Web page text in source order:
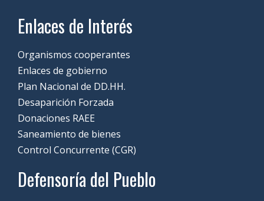
Enlaces de Interés
Organismos cooperantes
Enlaces de gobierno
Plan Nacional de DD.HH.
Desaparición Forzada
Donaciones RAEE
Saneamiento de bienes
Control Concurrente (CGR)
Defensoría del Pueblo